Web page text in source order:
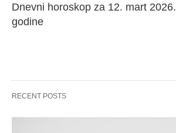
Dnevni horoskop za 12. mart 2026.
godine
RECENT POSTS